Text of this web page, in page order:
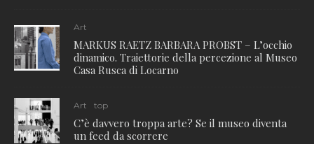
Art
MARKUS RAETZ BARBARA PROBST – L’occhio
dinamico. Traiettorie della percezione al Museo
Casa Rusca di Locarno
Art top
C’è davvero troppa arte? Se il museo diventa
un feed da scorrere